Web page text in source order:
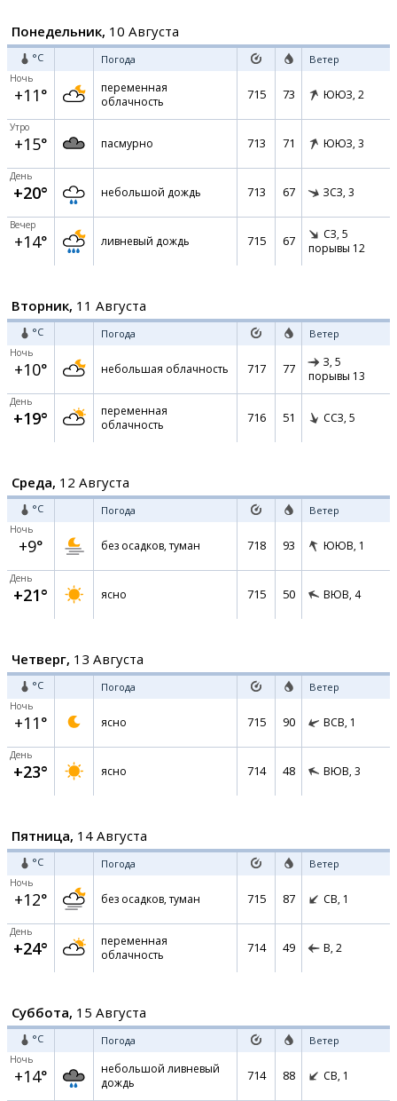
Понедельник, 10 Августа
°C Погода Ветер
Ночь
+11°
переменная
облачность
715 73 ЮЮЗ, 2
Утро
+15° пасмурно 713 71 ЮЮЗ, 3
День
+20° небольшой дождь 713 67 ЗСЗ, 3
Вечер
+14° ливневый дождь 715 67 СЗ, 5
порывы 12
Вторник, 11 Августа
°C Погода Ветер
Ночь
+10° небольшая облачность 717 77 З, 5
порывы 13
День
+19°
переменная
облачность
716 51 ССЗ, 5
Среда, 12 Августа
°C Погода Ветер
Ночь
+9° без осадков, туман 718 93 ЮЮВ, 1
День
+21° ясно 715 50 ВЮВ, 4
Четверг, 13 Августа
°C Погода Ветер
Ночь
+11° ясно 715 90 ВСВ, 1
День
+23° ясно 714 48 ВЮВ, 3
Пятница, 14 Августа
°C Погода Ветер
Ночь
+12° без осадков, туман 715 87 СВ, 1
День
+24°
переменная
облачность
714 49 В, 2
Суббота, 15 Августа
°C Погода Ветер
Ночь
+14°
небольшой ливневый
дождь
714 88 СВ, 1